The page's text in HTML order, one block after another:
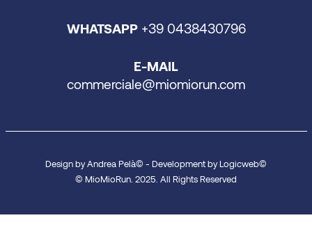
WHATSAPP +39 0438430796
E-MAIL
commerciale@miomiorun.com
Design by Andrea Pelà© - Development by Logicweb©
© MioMioRun. 2025. All Rights Reserved